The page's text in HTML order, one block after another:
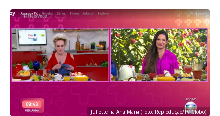
Juliette na Ana Maria (Foto: Reprodução/TV Globo)